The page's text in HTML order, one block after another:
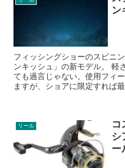
ン
フィッシングショーのスピニ
ンキッシュ」の新モデル。 軽
ても過言じゃない。使用フィ
ますが、ショアに限定すれば
リール
コ
シ
ー